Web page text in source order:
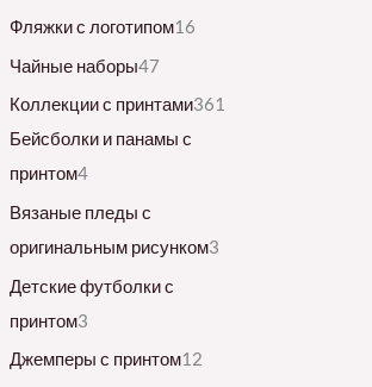
Фляжки с логотипом16
Чайные наборы47
Коллекции с принтами361
Бейсболки и панамы с
принтом4
Вязаные пледы с
оригинальным рисунком3
Детские футболки с
принтом3
Джемперы с принтом12